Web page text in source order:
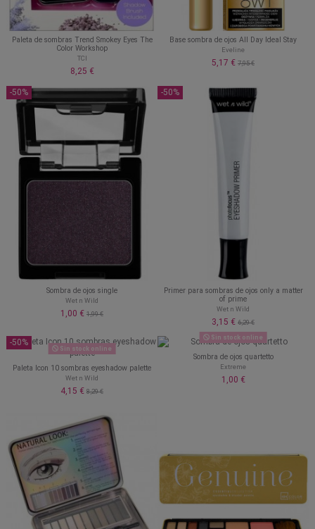
Paleta de sombras Trend Smokey Eyes The
Color Workshop
TCI
8,25 €
Base sombra de ojos All Day Ideal Stay
Eveline
5,17 € 7,95 €
-50%
Sombra de ojos single
Wet n Wild
1,00 € 1,99 €
-50%
Primer para sombras de ojos only a matter
of prime
Wet n Wild
3,15 € 6,29 €
-50%
Sin stock online
Paleta Icon 10 sombras eyeshadow palette
Wet n Wild
4,15 € 8,29 €
Sin stock online
Sombra de ojos quartetto
Extreme
1,00 €